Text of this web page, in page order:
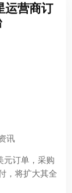
营商订
讯
订单，采购
，将扩大其全